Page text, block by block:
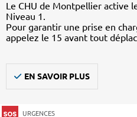
Le CHU de Montpellier active
Niveau 1.
Pour garantir une prise en
appelez le 15 avant tout
EN SAVOIR PLUS
URGENCES